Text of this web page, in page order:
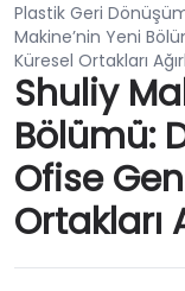
Plastik Geri
Makine’nin Yeni
Küresel Ortakları
Shuliy
Bölümü:
Ofise
Ortakları